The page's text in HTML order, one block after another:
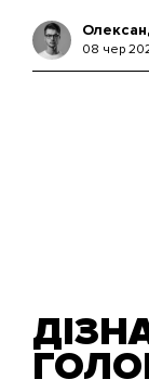
08 чер